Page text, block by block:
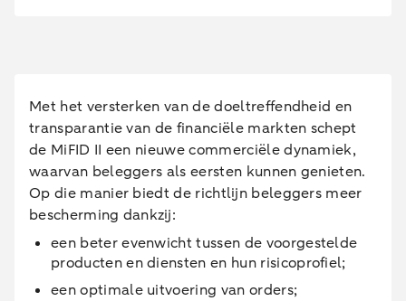
Met het versterken van de doeltreffendheid en
transparantie van de financiële markten schept
de MiFID II een nieuwe commerciële dynamiek,
waarvan beleggers als eersten kunnen genieten.
Op die manier biedt de richtlijn beleggers meer
bescherming dankzij:
een beter evenwicht tussen de voorgestelde
producten en diensten en hun risicoprofiel;
een optimale uitvoering van orders;